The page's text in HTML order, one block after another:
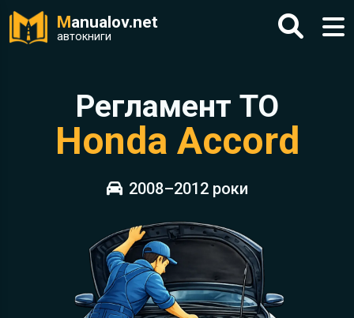
Manualov.net
автокниги
Регламент ТО
Honda Accord
2008–2012 роки